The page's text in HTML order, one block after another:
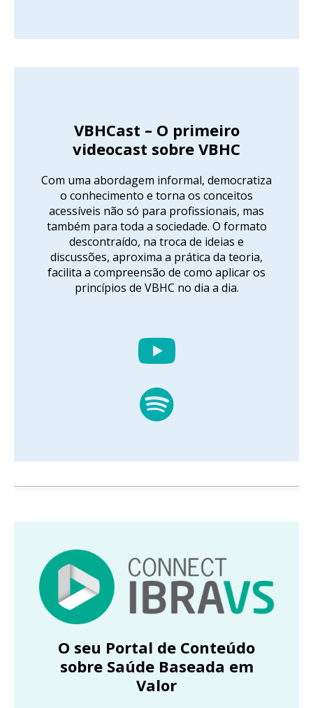
VBHCast – O primeiro
videocast sobre VBHC
Com uma abordagem informal, democratiza
o conhecimento e torna os conceitos
acessíveis não só para profissionais, mas
também para toda a sociedade. O formato
descontraído, na troca de ideias e
discussões, aproxima a prática da teoria,
facilita a compreensão de como aplicar os
princípios de VBHC no dia a dia.
O seu Portal de Conteúdo
sobre Saúde Baseada em
Valor